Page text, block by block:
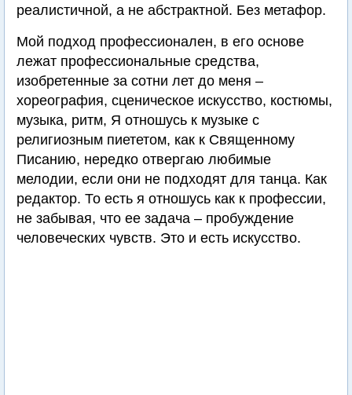
реалистичной, а не абстрактной. Без метафор.
Мой подход профессионален, в его основе
лежат профессиональные средства,
изобретенные за сотни лет до меня –
хореография, сценическое искусство, костюмы,
музыка, ритм, Я отношусь к музыке с
религиозным пиететом, как к Священному
Писанию, нередко отвергаю любимые
мелодии, если они не подходят для танца. Как
редактор. То есть я отношусь как к профессии,
не забывая, что ее задача – пробуждение
человеческих чувств. Это и есть искусство.